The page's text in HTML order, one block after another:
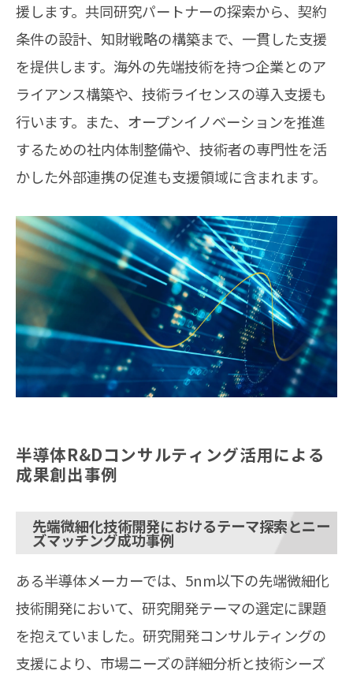
援します。共同研究パートナーの探索から、契約
条件の設計、知財戦略の構築まで、一貫した支援
を提供します。海外の先端技術を持つ企業とのア
ライアンス構築や、技術ライセンスの導入支援も
行います。また、オープンイノベーションを推進
するための社内体制整備や、技術者の専門性を活
かした外部連携の促進も支援領域に含まれます。
半導体R&Dコンサルティング活用による
成果創出事例
先端微細化技術開発におけるテーマ探索とニー
ズマッチング成功事例
ある半導体メーカーでは、5nm以下の先端微細化
技術開発において、研究開発テーマの選定に課題
を抱えていました。研究開発コンサルティングの
支援により、市場ニーズの詳細分析と技術シーズ